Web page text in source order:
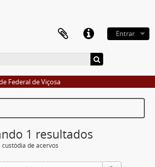
Entrar
Federal de Viçosa
1 resultados
de acervos